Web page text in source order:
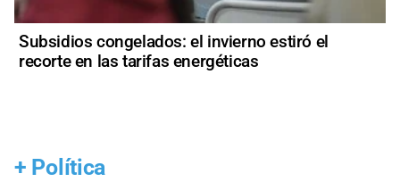
Subsidios congelados: el invierno estiró el
recorte en las tarifas energéticas
+ Política